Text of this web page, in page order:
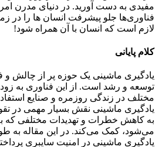
مفیدی به دست آورید. در دنیای مدرن
فناوری‌ها جلو پیشرفت انسان ها را در
لازم است که انسان با آن همراه شود!
کلام پایانی
یادگیری ماشینی یک حوزه پر از چالش‌
توسعه و رشد است. از این فناوری به
مختلف در زندگی روزمره و صنایع
یادگیری ماشینی نقش بسیار مهمی در
به کاهش خطرات و تهدیدات مختلفی که
می‌شود، کمک می‌کند. در این مقاله به
یادگیری ماشینی در امنیت سایبری